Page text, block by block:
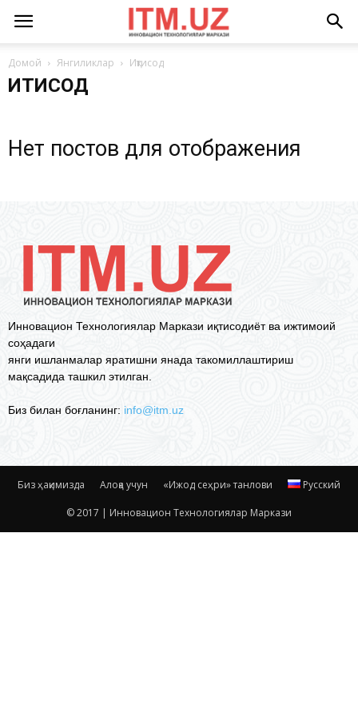
Домой Янгиликлар Иқтисод
ИҚТИСОД
Нет постов для отображения
Инновацион Технологиялар Маркази иқтисодиёт ва ижтимоий
соҳадаги
янги ишланмалар яратишни янада такомиллаштириш
мақсадида ташкил этилган.
Биз билан боғланинг: info@itm.uz
Биз ҳақимизда Алоқа учун «Ижод сеҳри» танлови Русский
© 2017 | Инновацион Технологиялар Маркази